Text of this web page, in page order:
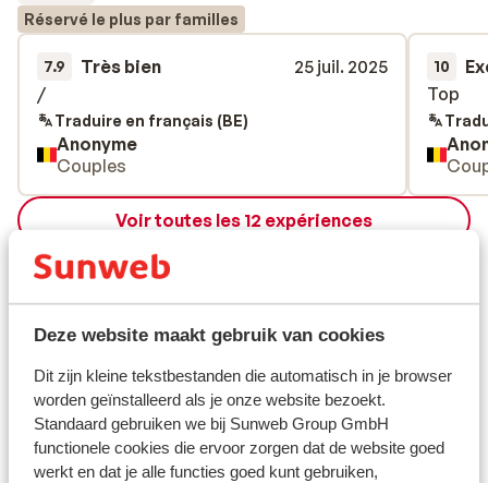
Deze website maakt gebruik van cookies
Dit zijn kleine tekstbestanden die automatisch in je browser
worden geïnstalleerd als je onze website bezoekt.
Standaard gebruiken we bij Sunweb Group GmbH
functionele cookies die ervoor zorgen dat de website goed
werkt en dat je alle functies goed kunt gebruiken,
Réservé le plus par familles
7.9 Très bien
25 juil. 2025
/
/
Traduire en français (BE)
Anonyme
Couples
10
Top
Top
Voir toutes les 12 expériences
Autres hébergements - La mer noire
HVD Reina del Mar
Voya Beach Resort
Hôtel Sentido Neptun Beach